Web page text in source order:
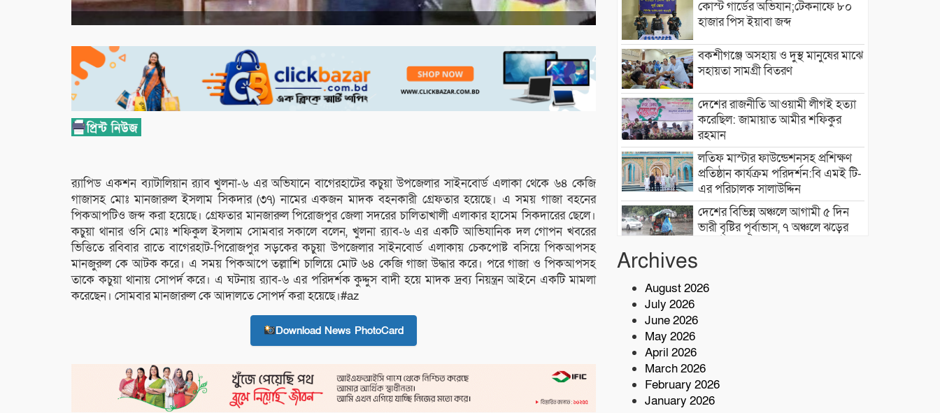
র‌্যাপিড একশন ব্যাটালিয়ান র‌্যাব খুলনা-৬ এর অভিযানে বাগেরহাটের কচুয়া উপজেলার সাইনবোর্ড এলাকা থেকে ৬৪ কেজি
গাজাসহ মোঃ মানজারুল ইসলাম সিকদার (৩৭) নামের একজন মাদক বহনকারী গ্রেফতার হয়েছে। এ সময় গাজা বহনের
পিকআপটিও জব্দ করা হয়েছে। গ্রেফতার মানজারুল পিরোজপুর জেলা সদরের চালিতাখালী এলাকার হাসেম সিকদারের ছেলে।
কচুয়া থানার ওসি মোঃ শফিকুল ইসলাম সোমবার সকালে বলেন, খুলনা র‌্যাব-৬ এর একটি আভিযানিক দল গোপন খবরের
ভিত্তিতে রবিবার রাতে বাগেরহাট-পিরোজপুর সড়কের কচুয়া উপজেলার সাইনবোর্ড এলাকায় চেকপোষ্ট বসিয়ে পিকআপসহ
মানজুরুল কে আটক করে। এ সময় পিকআপে তল্লাশি চালিয়ে মোট ৬৪ কেজি গাজা উদ্ধার করে। পরে গাজা ও পিকআপসহ
তাকে কচুয়া থানায় সোপর্দ করে। এ ঘটনায় র‌্যাব-৬ এর পরিদর্শক কুদ্দুস বাদী হয়ে মাদক দ্রব্য নিয়ন্ত্রন আইনে একটি মামলা
করেছেন। সোমবার মানজারুল কে আদালতে সোপর্দ করা হয়েছে।#az
Download News PhotoCard
কোস্ট গার্ডের অভিযান;টেকনাফে ৮০
হাজার পিস ইয়াবা জব্দ
বকশীগঞ্জে অসহায় ও দুস্থ মানুষের মাঝে
সহায়তা সামগ্রী বিতরণ
দেশের রাজনীতি আওয়ামী লীগই হত্যা
করেছিল: জামায়াত আমীর শফিকুর
রহমান
লতিফ মাস্টার ফাউন্ডেশনসহ প্রশিক্ষণ
প্রতিষ্ঠান কার্যক্রম পরিদর্শন:বি এমই টি-
এর পরিচালক সালাউদ্দিন
দেশের বিভিন্ন অঞ্চলে আগামী ৫ দিন
ভারী বৃষ্টির পূর্বাভাস, ৭ অঞ্চলে ঝড়ের
১৪ জন
শরণখোলায় মাদকবিরোধী সাঁড়াশি
অভিযান এক সপ্তাহে গ্রেপ্তার ১০,মামলা
১১
Archives
August 2026
July 2026
June 2026
May 2026
April 2026
March 2026
February 2026
January 2026